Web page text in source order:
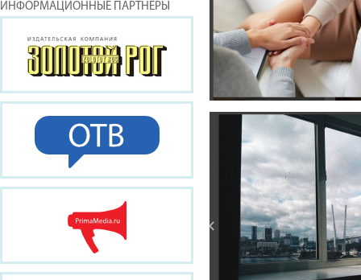
ИНФОРМАЦИОННЫЕ ПАРТНЁРЫ